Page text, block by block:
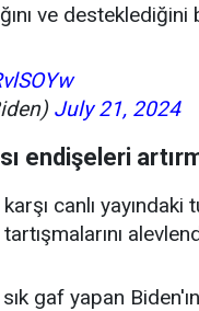
ve desteklediğini
July 21, 2024
endişeleri
canlı yayındaki
gaf yapan